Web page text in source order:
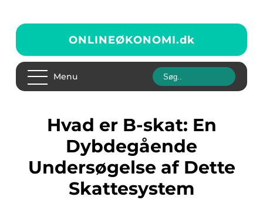
ONLINEØKONOMI.dk
Menu
Hvad er B-skat: En
Dybdegående
Undersøgelse af Dette
Skattesystem